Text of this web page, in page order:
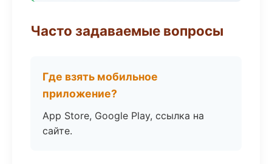
Часто задаваемые вопросы
Где взять мобильное
приложение?
App Store, Google Play, ссылка на
сайте.